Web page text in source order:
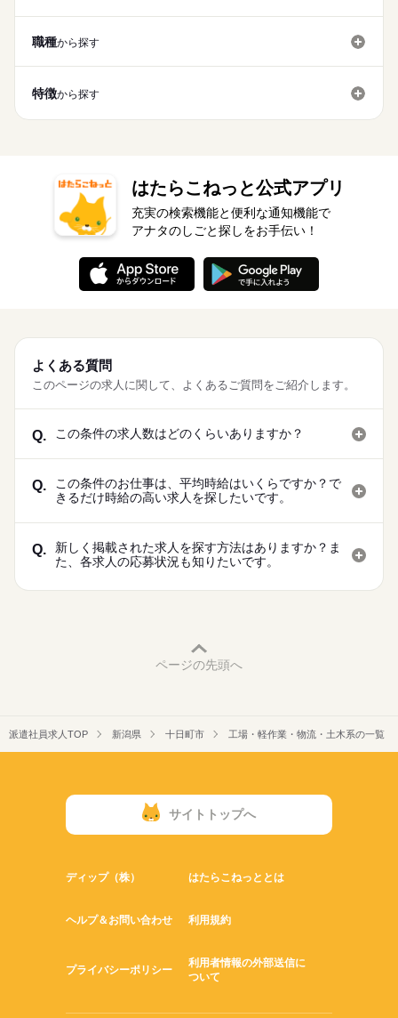
職種から探す
特徴から探す
はたらこねっと公式アプリ
充実の検索機能と便利な通知機能で
アナタのしごと探しをお手伝い！
よくある質問
このページの求人に関して、よくあるご質問をご紹介します。
Q. この条件の求人数はどのくらいありますか？
Q.
この条件のお仕事は、平均時給はいくらですか？で
きるだけ時給の高い求人を探したいです。
Q.
新しく掲載された求人を探す方法はありますか？ま
た、各求人の応募状況も知りたいです。
ページの先頭へ
派遣社員求人TOP 新潟県 十日町市 工場・軽作業・物流・土木系の一覧
サイトトップへ
ディップ（株） はたらこねっととは
ヘルプ＆お問い合わせ 利用規約
プライバシーポリシー
利用者情報の外部送信に
ついて